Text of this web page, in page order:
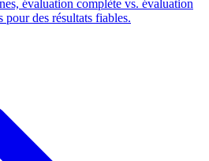
évaluation complète vs. évaluation
pour des résultats fiables.